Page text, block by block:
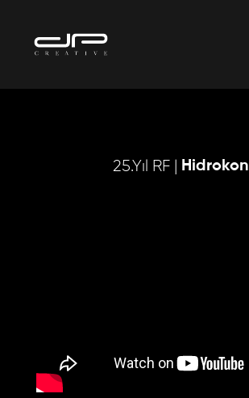
25.Yıl RF | Hidrokon